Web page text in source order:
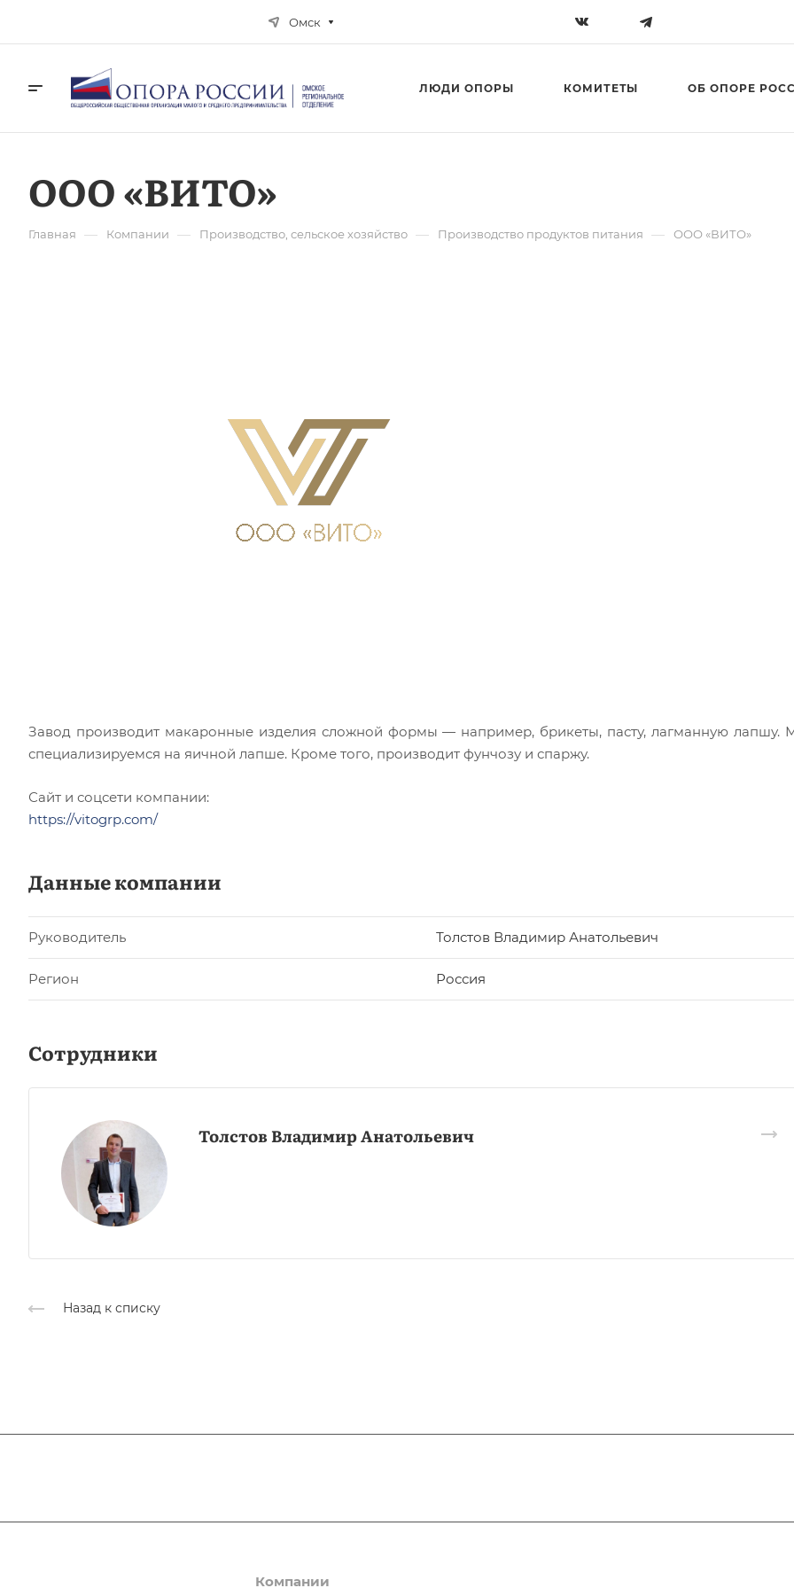
Омск
ЛЮДИ ОПОРЫ КОМИТЕТЫ ОБ ОПОРЕ
ООО «ВИТО»
Главная — Компании — Производство, сельское хозяйство — Производство продуктов питания — ООО «ВИТО»
Завод производит макаронные изделия сложной формы — например, брикеты, пасту, лагманную лапшу.
специализируемся на яичной лапше. Кроме того, производит фунчозу и спаржу.
Сайт и соцсети компании:
https://vitogrp.com/
Данные компании
Руководитель Толстов Владимир Анатольевич
Регион Россия
Сотрудники
Толстов Владимир Анатольевич
Назад к списку
Компании